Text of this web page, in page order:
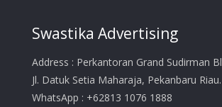
Swastika Advertising
Address : Perkantoran Grand Sudirman
Jl. Datuk Setia Maharaja, Pekanbaru Riau.
WhatsApp : +62813 1076 1888